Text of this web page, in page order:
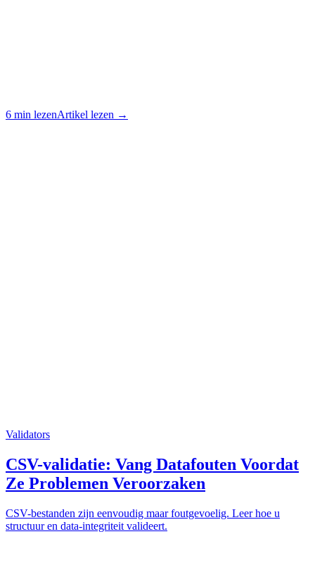
6 min lezenArtikel lezen →
Validators
CSV-validatie: Vang Datafouten Voordat
Ze Problemen Veroorzaken
CSV-bestanden zijn eenvoudig maar foutgevoelig. Leer hoe u
structuur en data-integriteit valideert.